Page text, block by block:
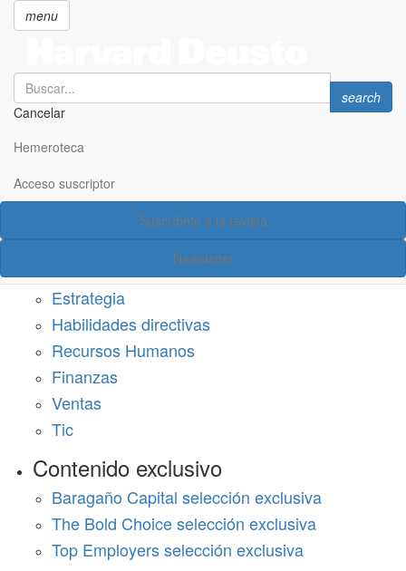
principal
menu
Search
Cancelar
Search
search
Hemeroteca
Acceso suscriptor
Suscríbete a la revista
Newsletter
Acceso suscriptor
Estrategia
Habilidades directivas
Recursos Humanos
Finanzas
Ventas
Tic
Contenido exclusivo
Baragaño Capital selección exclusiva
The Bold Choice selección exclusiva
Top Employers selección exclusiva